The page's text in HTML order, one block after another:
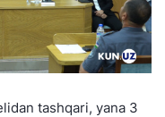
tashqari, yana 3